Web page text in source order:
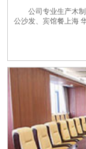
公司专业生产木制办公台